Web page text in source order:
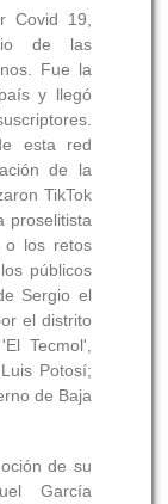
Covid 19,
de las
Fue la
y llegó
esta red
de la
TikTok
proselitista
o los retos
públicos
Sergio el
el distrito
Tecmol',
Potosí;
de Baja
de su
García